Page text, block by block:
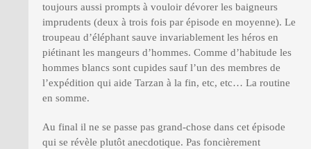
toujours aussi prompts à vouloir dévorer les baigneurs
imprudents (deux à trois fois par épisode en moyenne). Le
troupeau d’éléphant sauve invariablement les héros en
piétinant les mangeurs d’hommes. Comme d’habitude les
hommes blancs sont cupides sauf l’un des membres de
l’expédition qui aide Tarzan à la fin, etc, etc… La routine
en somme.
Au final il ne se passe pas grand-chose dans cet épisode
qui se révèle plutôt anecdotique. Pas foncièrement